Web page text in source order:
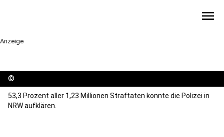
menu
Anzeige
©
53,3 Prozent aller 1,23 Millionen Straftaten konnte die Polizei in
NRW aufklären.